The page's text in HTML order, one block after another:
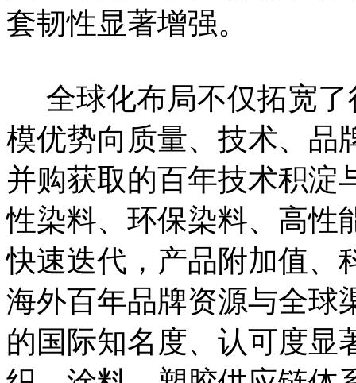
套韧性显著增强。
全球化布局不仅拓宽了
模优势向质量、技术、品
并购获取的百年技术积淀
性染料、环保染料、高性
快速迭代，产品附加值、
海外百年品牌资源与全球
的国际知名度、认可度显